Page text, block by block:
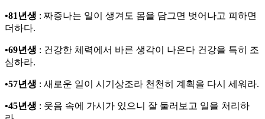
•81년생 : 짜증나는 일이 생겨도 몸을 담그면 벗어나고 피하면
더하다.
•69년생 : 건강한 체력에서 바른 생각이 나온다 건강을 특히 조
심하라.
•57년생 : 새로운 일이 시기상조라 천천히 계획을 다시 세워라.
•45년생 : 웃음 속에 가시가 있으니 잘 둘러보고 일을 처리하